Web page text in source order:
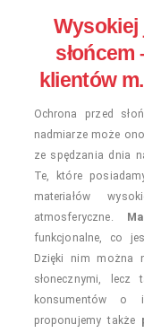
Wysokiej
słońcem
klientów
Ochrona przed
nadmiarze może
ze spędzania dnia
Te, które
materiałów
atmosferyczne.
funkcjonalne, co
Dzięki nim można
słonecznymi, lecz
konsumentów o
proponujemy także